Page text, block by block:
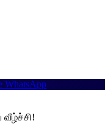
WhatsApp
வீழ்ச்சி!